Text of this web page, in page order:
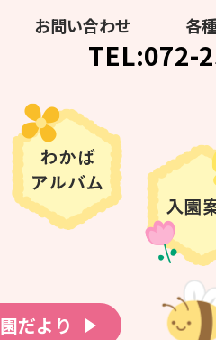
お問い合わせ 各
TEL:072-
園だより